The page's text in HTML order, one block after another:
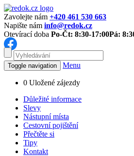
Zavolejte nám +420 461 530 663
Napište nám info@redok.cz
Otevírací doba Po-Čt: 8:30-17:00Pá:
Toggle navigation Menu
0 Uložené zájezdy
Důležité informace
Slevy
Nástupní místa
Cestovní pojištění
Přečtěte si
Tipy
Kontakt